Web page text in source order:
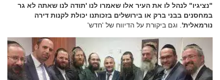
"נציגיו" לנהל לו את העיר אלו שאמרו לנו 'תודה לנו שאתה לא גר
במחסנים בבני ברק או בירושלים בזכותנו יכולת לקנות דירה
נורמאלית' . וגם ביקורת על הדיווח של 'חדש'